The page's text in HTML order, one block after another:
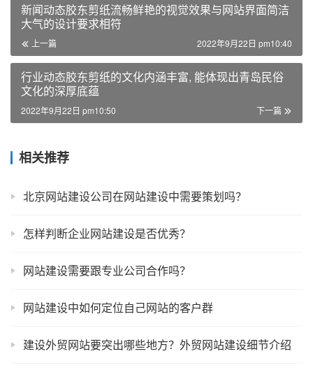
新闻动态胶东剪纸流畅鲜艳的视觉效果与网站界面简洁
大气的设计要求相符
上一篇 2022年9月22日 pm10:40
行业动态胶东剪纸的文化内涵丰富, 能体现出青岛民俗
文化的深厚底蕴
下一篇
2022年9月22日 pm10:50
相关推荐
北京网站建设公司在网站建设中需要策划吗？
怎样判断企业网站建设是否优秀？
网站建设需要跟专业公司合作吗？
网站建设中如何定位自己网站的客户群
建设外贸网站要突出哪些地方？外贸网站建设细节介绍